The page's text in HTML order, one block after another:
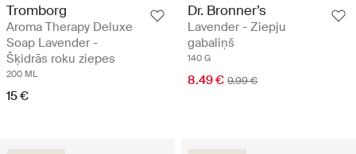
Tromborg
Aroma Therapy Deluxe
Soap Lavender -
Šķidrās roku ziepes
200 ML
15 €
Dr. Bronner’s
Lavender - Ziepju
gabaliņš
140 G
8.49 € 9.99 €